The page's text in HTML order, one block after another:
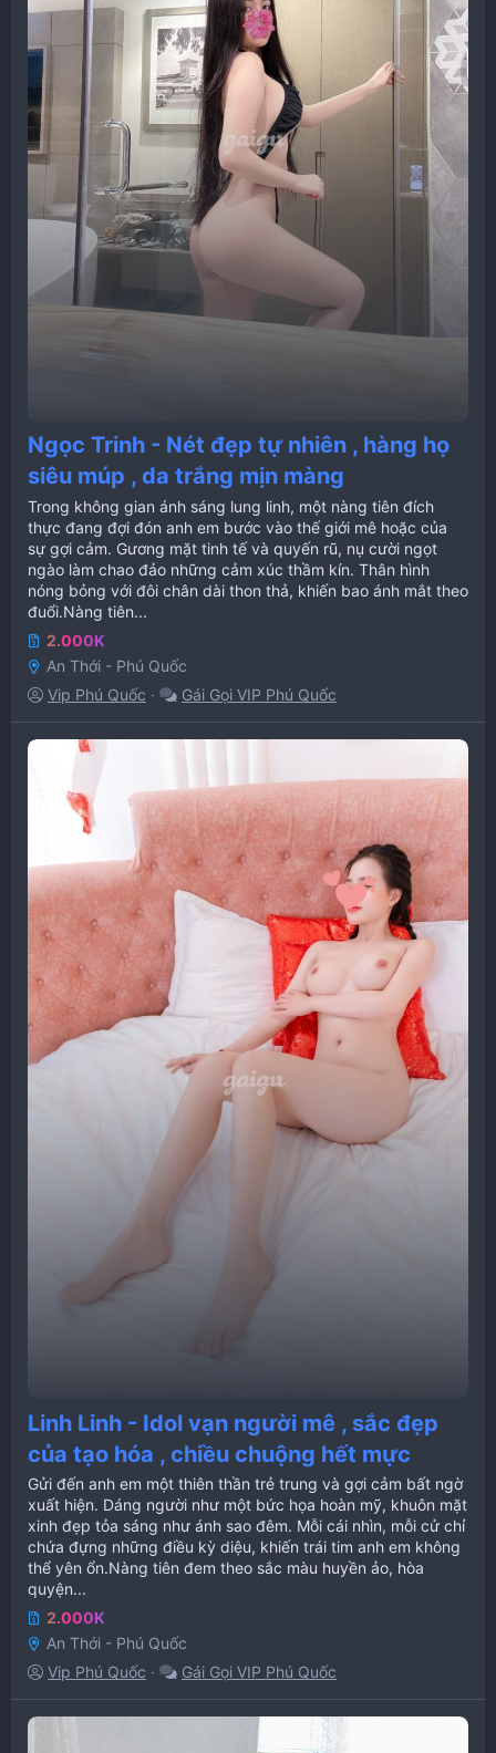
Ngọc Trinh - Nét đẹp tự nhiên , hàng họ
siêu múp , da trắng mịn màng
Trong không gian ánh sáng lung linh, một nàng tiên đích
thực đang đợi đón anh em bước vào thế giới mê hoặc của
sự gợi cảm. Gương mặt tinh tế và quyến rũ, nụ cười ngọt
ngào làm chao đảo những cảm xúc thầm kín. Thân hình
nóng bỏng với đôi chân dài thon thả, khiến bao ánh mắt theo
đuổi.Nàng tiên...
2.000K
An Thới - Phú Quốc
Vip Phú Quốc
Gái Gọi VIP Phú Quốc
Linh Linh - Idol vạn người mê , sắc đẹp
của tạo hóa , chiều chuộng hết mực
Gửi đến anh em một thiên thần trẻ trung và gợi cảm bất ngờ
xuất hiện. Dáng người như một bức họa hoàn mỹ, khuôn mặt
xinh đẹp tỏa sáng như ánh sao đêm. Mỗi cái nhìn, mỗi cử chỉ
chứa đựng những điều kỳ diệu, khiến trái tim anh em không
thể yên ổn.Nàng tiên đem theo sắc màu huyền ảo, hòa
quyện...
2.000K
An Thới - Phú Quốc
Vip Phú Quốc
Gái Gọi VIP Phú Quốc